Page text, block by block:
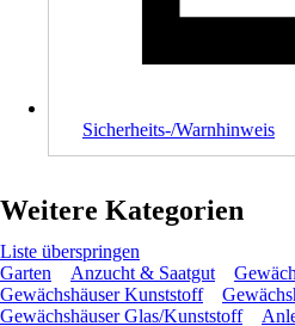
Sicherheits-/Warnhinweis
Weitere Kategorien
Liste überspringen
Garten
Anzucht & Saatgut
Gewächshäuser Kunststoff
Gewächshäuser Glas/Kunststoff